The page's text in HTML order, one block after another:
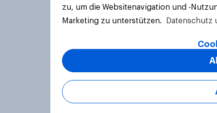
zu, um die Websitenavigation und -
Marketing zu unterstützen.
Datenschutz